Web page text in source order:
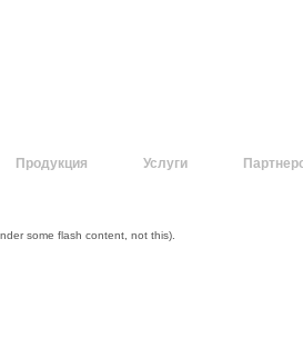
Продукция Услуги
some flash content, not this).